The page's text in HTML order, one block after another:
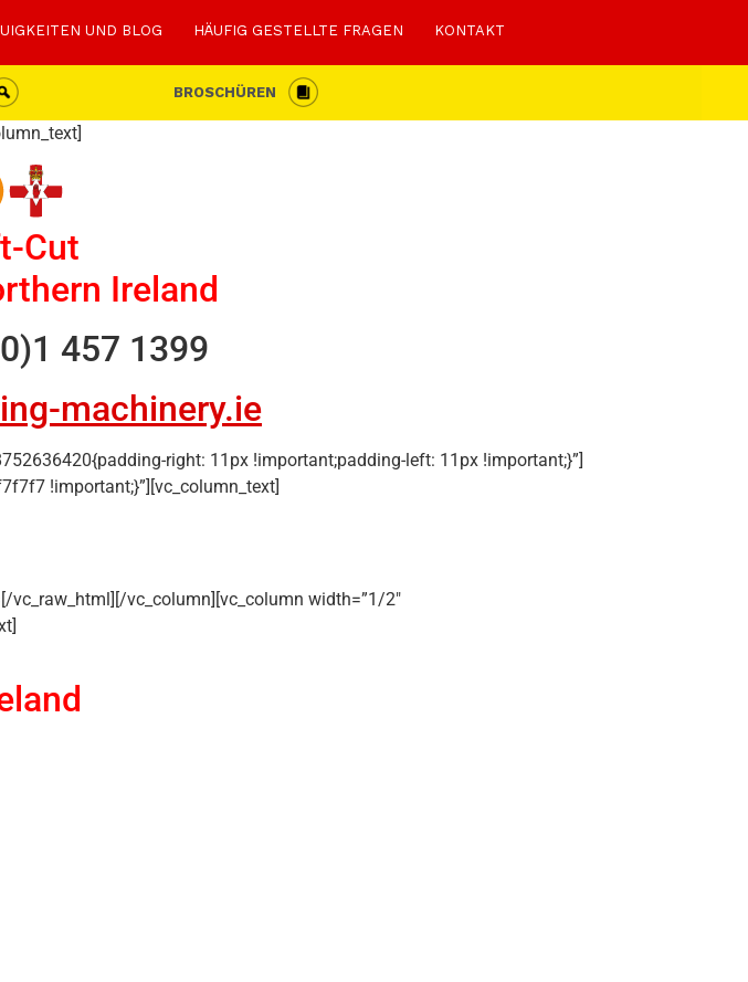
UND BLOG HÄUFIG GESTELLTE FRAGEN KONTAKT
BROSCHÜREN
Cut
Ireland
457 1399
machinery.ie
right: 11px !important;padding-left: 11px !important;}”]
!important;}”][vc_column_text]
vc_raw_html][/vc_column][vc_column width=”1/2″